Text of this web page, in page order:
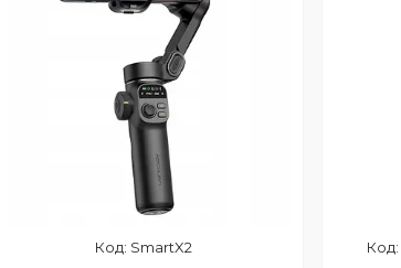
SmartX2